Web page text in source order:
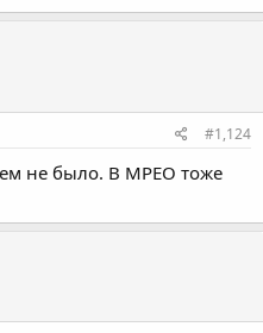
#1,124
не было. В МРЕО тоже